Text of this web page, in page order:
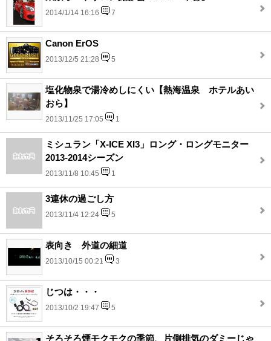
2014/1/14 16:16 7
Canon ErOS
2013/12/5 21:28 5
塩化物泉で湯冷めしにくい【熱海温泉 ホテルあい
おら】
2013/11/25 17:05 1
ミシュラン「X-ICE XI3」ロング・ロングモニター
2013-2014シーズン
2013/11/8 10:45 1
3連休の過ごし方
2013/11/4 12:24 5
表向き 外道の細道
2013/10/15 00:21 3
じつは・・・
2013/10/2 19:47 5
そろそろ煙モクモクの季節、片側排気のダミーじゃ